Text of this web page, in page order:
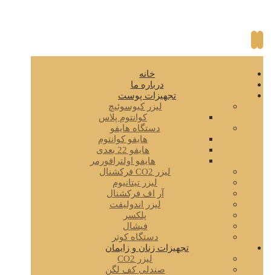
خانه
درباره ما
تجهیزات پوست
لیزر کیوسوئیچ
کوانتوم پلاس
دستگاه هایفو
هایفو کوانتوم
هایفو 22 بعدی
هایفو اولترافورمر
لیزر CO2 فرکشنال
لیزر تیتانیوم
آر اف فرکشنال
لیزر اندولیفت
پلکسر
فیشال
دستگاه کوتر
تجهیزات زنان و زایمان
لیزر CO2
صندلی کف لگن